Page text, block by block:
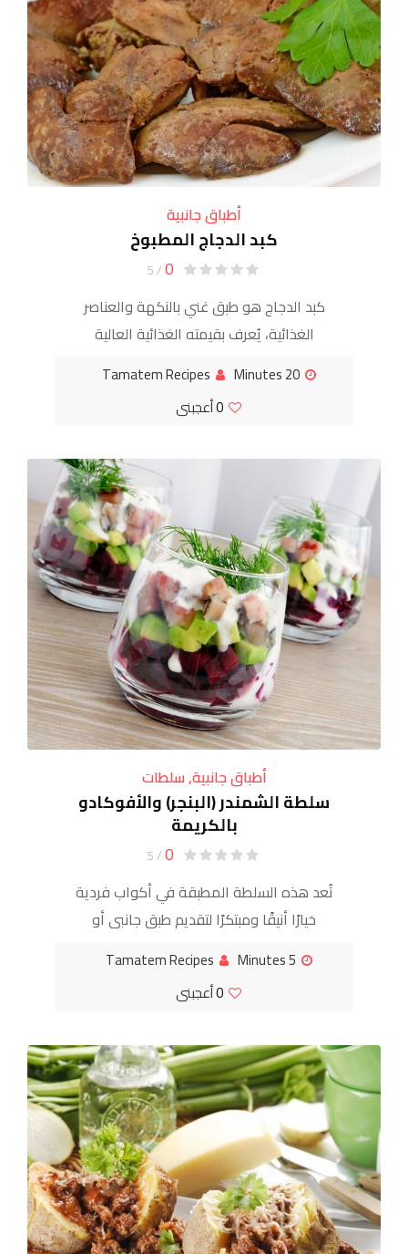
أطباق جانبية
كبد الدجاج المطبوخ
0
/ 5
كبد الدجاج هو طبق غني بالنكهة والعناصر
الغذائية، يُعرف بقيمته الغذائية العالية
متعددة، سواء كان مقلياً مع البصل والثوم
20 Minutes
Tamatem Recipes
0أعجبنى
أطباق جانبية,سلطات
سلطة الشمندر (البنجر) والأفوكادو
بالكريمة
0
/ 5
تُعد هذه السلطة المطبقة في أكواب فردية
خيارًا أنيقًا ومبتكرًا لتقديم طبق جانبي أو
المتناقضة بشكل متناغم: حلاوة الشمندر
5 Minutes
Tamatem Recipes
0أعجبنى